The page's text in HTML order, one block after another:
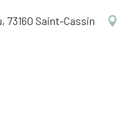
73160 Saint-Cassin